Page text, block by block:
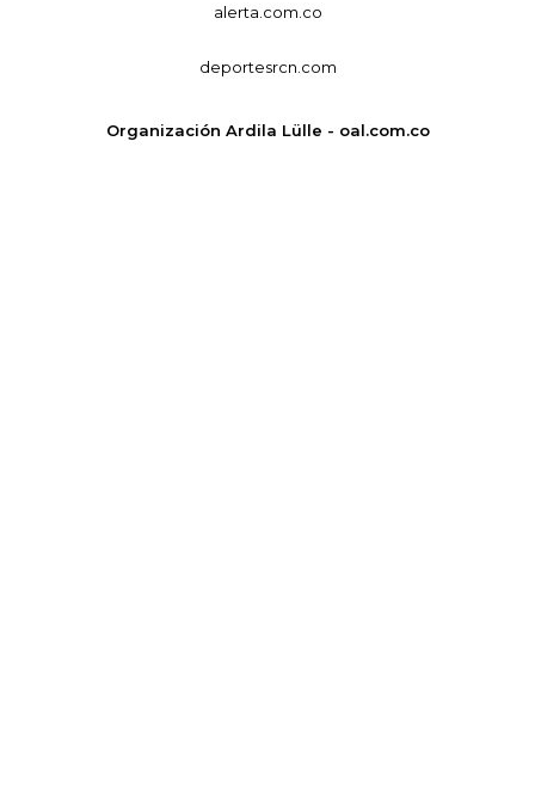
alerta.com.co
deportesrcn.com
Organización Ardila Lülle - oal.com.co